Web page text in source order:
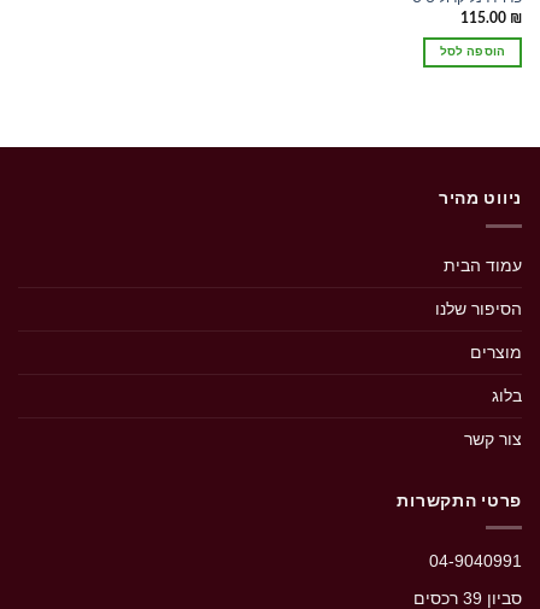
115.00 ₪
הוספה לסל
ניווט מהיר
עמוד הבית
הסיפור שלנו
מוצרים
בלוג
צור קשר
פרטי התקשרות
04-9040991
סביון 39 רכסים‭